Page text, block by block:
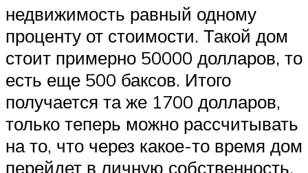
недвижимость равный одному
проценту от стоимости. Такой дом
стоит примерно 50000 долларов, то
есть еще 500 баксов. Итого
получается та же 1700 долларов,
только теперь можно рассчитывать
на то, что через какое-то время дом
перейдет в личную собственность.